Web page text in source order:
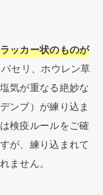
ッカー状のものが
セリ、ホウレン草
気が重なる絶妙な
ンブ）が練り込ま
検疫ルールをご確
が、練り込まれて
ません。